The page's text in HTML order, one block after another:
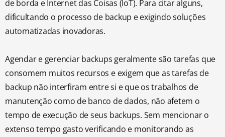
de borda e Internet das Coisas (IoT). Para citar alguns,
dificultando o processo de backup e exigindo soluções
automatizadas inovadoras.
Agendar e gerenciar backups geralmente são tarefas que
consomem muitos recursos e exigem que as tarefas de
backup não interfiram entre si e que os trabalhos de
manutenção como de banco de dados, não afetem o
tempo de execução de seus backups. Sem mencionar o
extenso tempo gasto verificando e monitorando as